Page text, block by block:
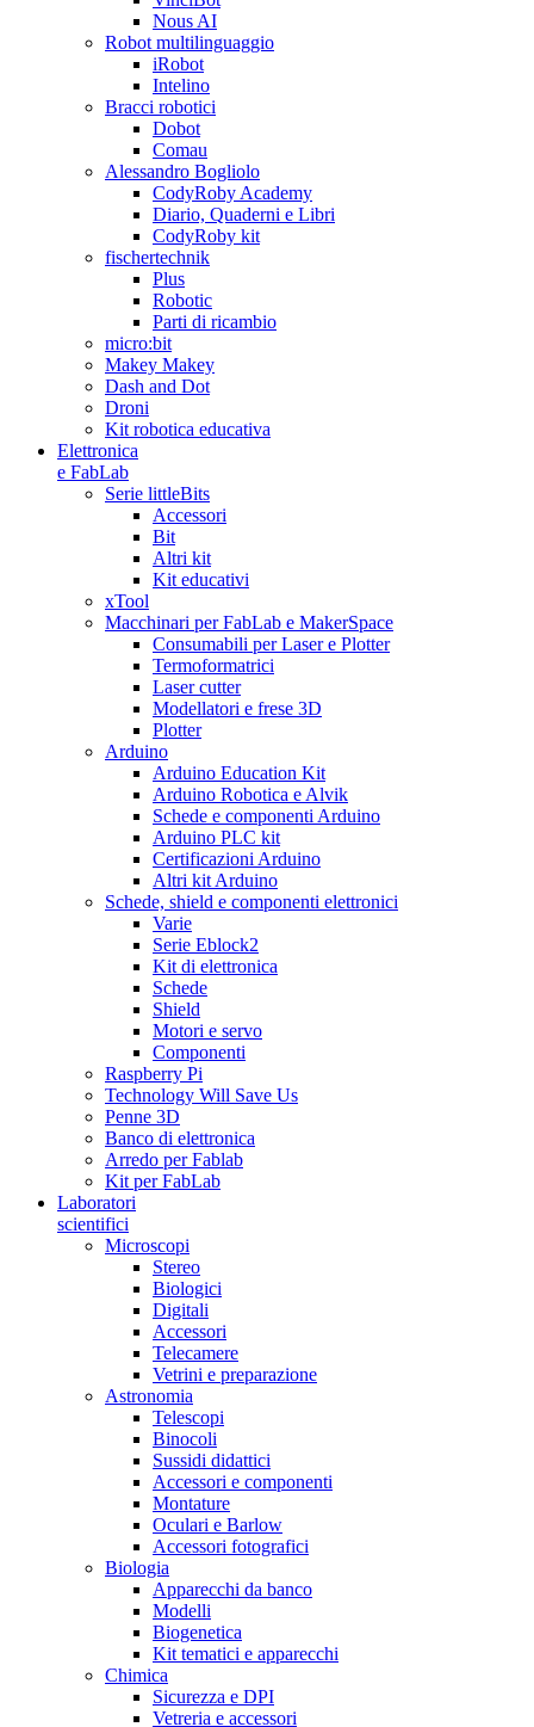
Nous AI
Robot multilinguaggio
iRobot
Intelino
Bracci robotici
Dobot
Comau
Alessandro Bogliolo
CodyRoby Academy
Diario, Quaderni e Libri
CodyRoby kit
fischertechnik
Plus
Robotic
Parti di ricambio
micro:bit
Makey Makey
Dash and Dot
Droni
Kit robotica educativa
Elettronica
e FabLab
Serie littleBits
Accessori
Bit
Altri kit
Kit educativi
xTool
Macchinari per FabLab e MakerSpace
Consumabili per Laser e Plotter
Termoformatrici
Laser cutter
Modellatori e frese 3D
Plotter
Arduino
Arduino Education Kit
Arduino Robotica e Alvik
Schede e componenti Arduino
Arduino PLC kit
Certificazioni Arduino
Altri kit Arduino
Schede, shield e componenti elettronici
Varie
Serie Eblock2
Kit di elettronica
Schede
Shield
Motori e servo
Componenti
Raspberry Pi
Technology Will Save Us
Penne 3D
Banco di elettronica
Arredo per Fablab
Kit per FabLab
Laboratori
scientifici
Microscopi
Stereo
Biologici
Digitali
Accessori
Telecamere
Vetrini e preparazione
Astronomia
Telescopi
Binocoli
Sussidi didattici
Accessori e componenti
Montature
Oculari e Barlow
Accessori fotografici
Biologia
Apparecchi da banco
Modelli
Biogenetica
Kit tematici e apparecchi
Chimica
Sicurezza e DPI
Vetreria e accessori